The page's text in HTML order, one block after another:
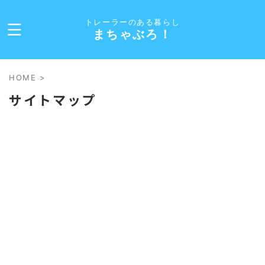
トレーラーのある暮らし
まちゃぶろ！
HOME >
サイトマップ